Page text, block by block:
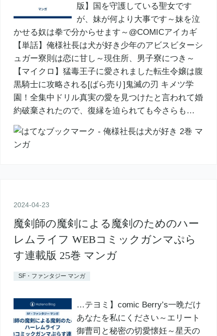
版】国を守護している聖女です
が、妹が何より大事です～妹を泣
かせる奴は拳で分からせます～@COMICアイカギ
【単話】俺様社長は犬が好き少年のアビスビターシ
ュガー寮則は恋に甘し～現住所、男子寮につき～
【マイクロ】猛毒王子に愛されました転生令嬢は腹
黒騎士に攻略される[ばら売り]鬼滅の刃 キメツ学
園！全集中ドリル真実の愛を見つけたと言われて婚
約破棄されたので、復縁を迫られても今さらも…
2024-04-23
魔剣師の魔剣による魔剣のためのハー
レムライフ WEBコミックガンマぷら
す連載版 25巻 マンガ
SF・ファンタジー マンガ
…テヨミ】comic Berry’s一晩だけ
あなたを私にください～エリート
御曹司と秘密の切愛懐妊～星天の